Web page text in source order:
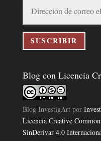
correo
electrónico
SUSCRIBIR
Blog con Licencia
Blog InvestigArtpor
Licencia Creative
SinDerivar 4.0